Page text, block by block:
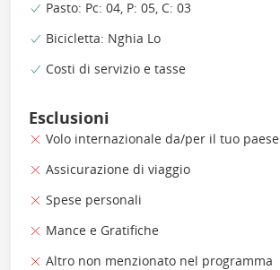
Pasto: Pc: 04, P: 05, C: 03
Bicicletta: Nghia Lo
Costi di servizio e tasse
Esclusioni
Volo internazionale da/per il tuo paese
Assicurazione di viaggio
Spese personali
Mance e Gratifiche
Altro non menzionato nel programma